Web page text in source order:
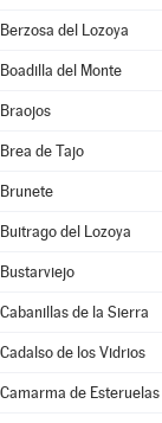
Berzosa del Lozoya
Boadilla del Monte
Braojos
Brea de Tajo
Brunete
Buitrago del Lozoya
Bustarviejo
Cabanillas de la Sierra
Cadalso de los Vidrios
Camarma de Esteruelas